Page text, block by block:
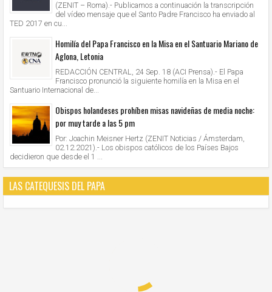
(ZENIT – Roma).- Publicamos a continuación la transcripción
del vídeo mensaje que el Santo Padre Francisco ha enviado al
TED 2017 en cu...
Homilía del Papa Francisco en la Misa en el Santuario Mariano de
Aglona, Letonia
REDACCIÓN CENTRAL, 24 Sep. 18 (ACI Prensa).- El Papa
Francisco pronunció la siguiente homilía en la Misa en el
Santuario Internacional de...
Obispos holandeses prohíben misas navideñas de media noche:
por muy tarde a las 5 pm
Por: Joachin Meisner Hertz (ZENIT Noticias / Ámsterdam,
02.12.2021).- Los obispos católicos de los Países Bajos
decidieron que desde el 1 ...
LAS CATEQUESIS DEL PAPA